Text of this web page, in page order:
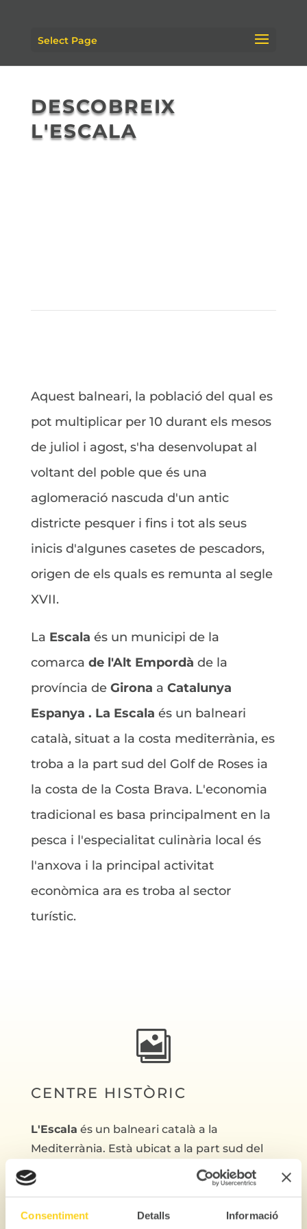
Consentiment Detalls Informació
Select Page
DESCOBREIX
L'ESCALA
Aquest balneari, la població del qual es
pot multiplicar per 10 durant els mesos
de juliol i agost, s'ha desenvolupat al
voltant del poble que és una
aglomeració nascuda d'un antic
districte pesquer i fins i tot als seus
inicis d'algunes casetes de pescadors,
origen de els quals es remunta al segle
XVII.
La Escala és un municipi de la
comarca de l'Alt Empordà de la
província de Girona a Catalunya
Espanya . La Escala és un balneari
català, situat a la costa mediterrània, es
troba a la part sud del Golf de Roses ia
la costa de la Costa Brava. L'economia
tradicional es basa principalment en la
pesca i l'especialitat culinària local és
l'anxova i la principal activitat
econòmica ara es troba al sector
turístic.

CENTRE HISTÒRIC
L'Escala és un balneari català a la
Mediterrània. Està ubicat a la part sud del
camp de golf Roses ia la costa de laCosta
Brava.
Aquest balneari, la població del qual es pot